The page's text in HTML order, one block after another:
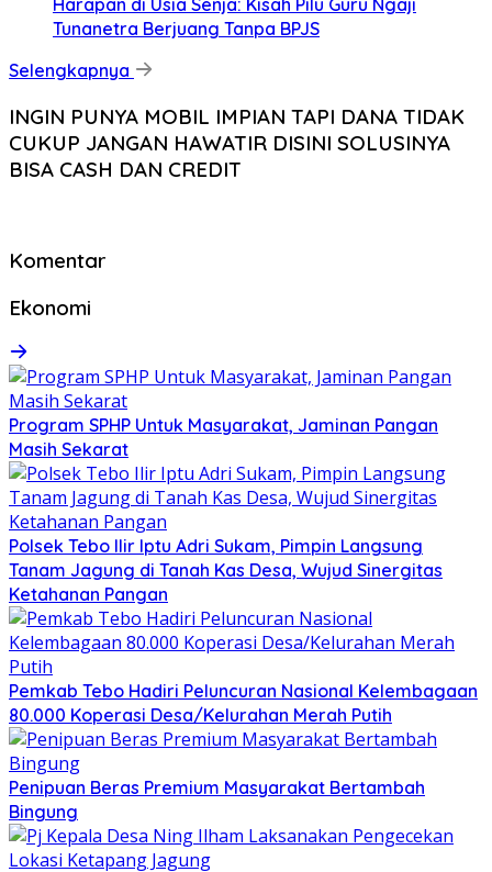
Tunanetra Berjuang Tanpa BPJS
Selengkapnya
INGIN PUNYA MOBIL IMPIAN TAPI DANA TIDAK
CUKUP JANGAN HAWATIR DISINI SOLUSINYA
BISA CASH DAN CREDIT
Komentar
Ekonomi
Program SPHP Untuk Masyarakat, Jaminan Pangan
Masih Sekarat
Polsek Tebo Ilir Iptu Adri Sukam, Pimpin Langsung
Tanam Jagung di Tanah Kas Desa, Wujud Sinergitas
Ketahanan Pangan
Pemkab Tebo Hadiri Peluncuran Nasional Kelembagaan
80.000 Koperasi Desa/Kelurahan Merah Putih
Penipuan Beras Premium Masyarakat Bertambah
Bingung